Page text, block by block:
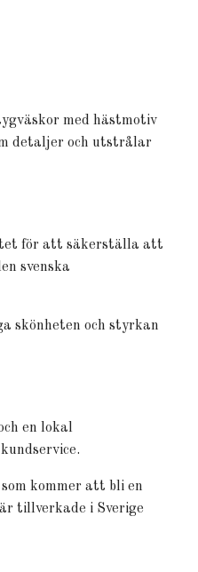
med hästmotiv
detaljer och utstrålar
för att säkerställa att
svenska
skönheten och styrkan
en lokal
kommer att bli en
tillverkade i Sverige